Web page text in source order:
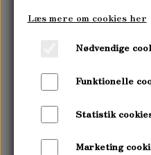
PERMAKULTUR-
Læs mere om cookies her
Nødvendige
Funktionelle
Statistik
Marketing